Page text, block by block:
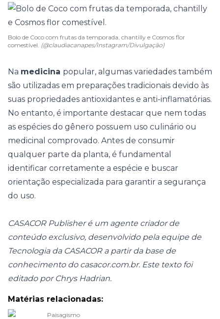
Bolo de Coco com frutas da temporada, chantilly e Cosmos flor
comestível. (@claudiacanapes/Instagram/Divulgação)
Na medicina popular, algumas variedades também
são utilizadas em preparações tradicionais devido às
suas propriedades antioxidantes e anti-inflamatórias.
No entanto, é importante destacar que nem todas
as espécies do gênero possuem uso culinário ou
medicinal comprovado. Antes de consumir
qualquer parte da planta, é fundamental
identificar corretamente a espécie e buscar
orientação especializada para garantir a segurança
do uso.
CASACOR Publisher é um agente criador de
conteúdo exclusivo, desenvolvido pela equipe de
Tecnologia da CASACOR a partir da base de
conhecimento do casacor.com.br. Este texto foi
editado por Chrys Hadrian.
Matérias relacionadas:
Paisagismo